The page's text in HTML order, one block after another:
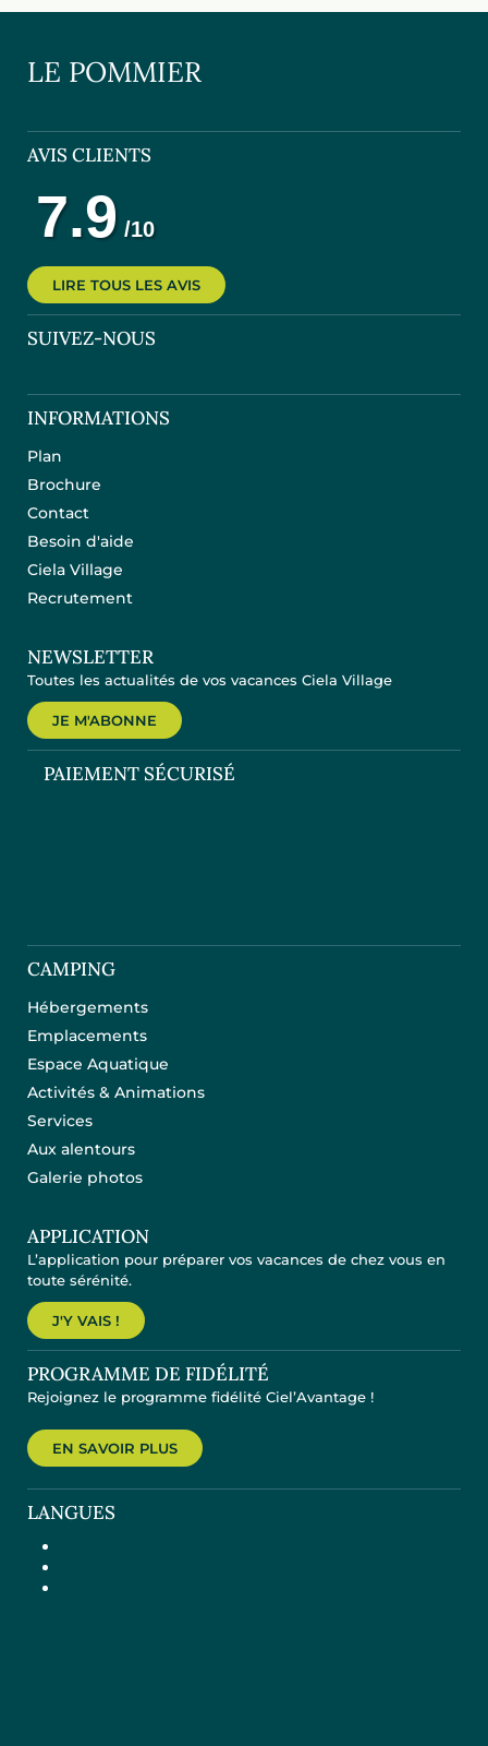
LE POMMIER
AVIS CLIENTS
LIRE TOUS LES AVIS
SUIVEZ-NOUS
INFORMATIONS
Plan
Brochure
Contact
Besoin d'aide
Ciela Village
Recrutement
NEWSLETTER
Toutes les actualités de vos vacances Ciela Village
JE M'ABONNE
PAIEMENT SÉCURISÉ
CAMPING
Hébergements
Emplacements
Espace Aquatique
Activités & Animations
Services
Aux alentours
Galerie photos
APPLICATION
L’application pour préparer vos vacances de chez vous en
toute sérénité.
J'Y VAIS !
PROGRAMME DE FIDÉLITÉ
Rejoignez le programme fidélité Ciel’Avantage !
EN SAVOIR PLUS
LANGUES